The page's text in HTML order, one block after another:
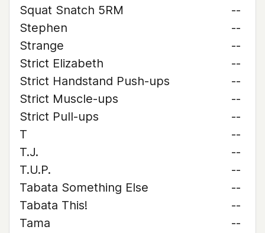
Squat Snatch 5RM
--
Stephen
--
Strange
--
Strict Elizabeth
--
Strict Handstand Push-ups
--
Strict Muscle-ups
--
Strict Pull-ups
--
T
--
T.J.
--
T.U.P.
--
Tabata Something Else
--
Tabata This!
--
Tama
--